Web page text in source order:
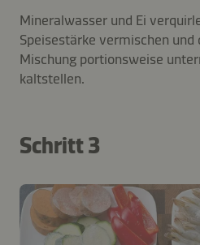
Mineralwasser und Ei
Speisestärke vermischen
Mischung portionsweise
kaltstellen.
Schritt 3